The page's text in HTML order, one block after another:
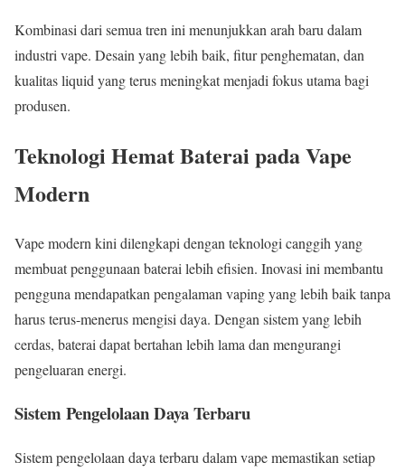
Kombinasi dari semua tren ini menunjukkan arah baru dalam
industri vape. Desain yang lebih baik, fitur penghematan, dan
kualitas liquid yang terus meningkat menjadi fokus utama bagi
produsen.
Teknologi Hemat Baterai pada Vape
Modern
Vape modern kini dilengkapi dengan teknologi canggih yang
membuat penggunaan baterai lebih efisien. Inovasi ini membantu
pengguna mendapatkan pengalaman vaping yang lebih baik tanpa
harus terus-menerus mengisi daya. Dengan sistem yang lebih
cerdas, baterai dapat bertahan lebih lama dan mengurangi
pengeluaran energi.
Sistem Pengelolaan Daya Terbaru
Sistem pengelolaan daya terbaru dalam vape memastikan setiap